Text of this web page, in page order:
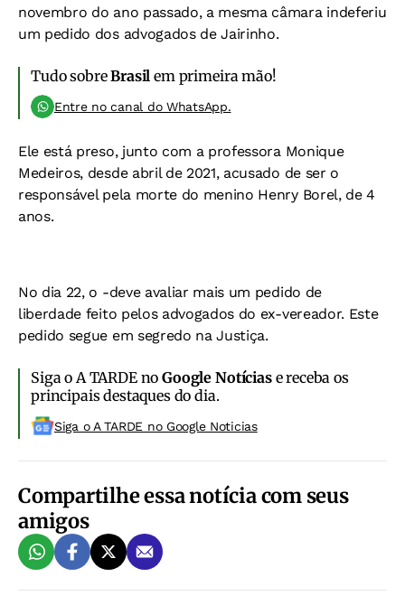
novembro do ano passado, a mesma câmara indeferiu
um pedido dos advogados de Jairinho.
Tudo sobreBrasil em primeira mão!
Entre no canal do WhatsApp.
Ele está preso, junto com a professora Monique
Medeiros, desde abril de 2021, acusado de ser o
responsável pela morte do menino Henry Borel, de 4
anos.
No dia 22, o -deve avaliar mais um pedido de
liberdade feito pelos advogados do ex-vereador. Este
pedido segue em segredo na Justiça.
Siga o A TARDE noGoogle Notíciase receba os
principais destaques do dia.
Siga o A TARDE no Google Noticias
Compartilhe essa notícia com seus
amigos